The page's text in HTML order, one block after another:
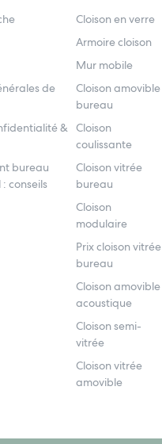
de
&
bureau
conseils
Cloison en verre
Armoire cloison
Mur mobile
Cloison amovible
bureau
Cloison
coulissante
Cloison vitrée
bureau
Cloison
modulaire
Prix cloison vitrée
bureau
Cloison amovible
acoustique
Cloison semi-
vitrée
Cloison vitrée
amovible